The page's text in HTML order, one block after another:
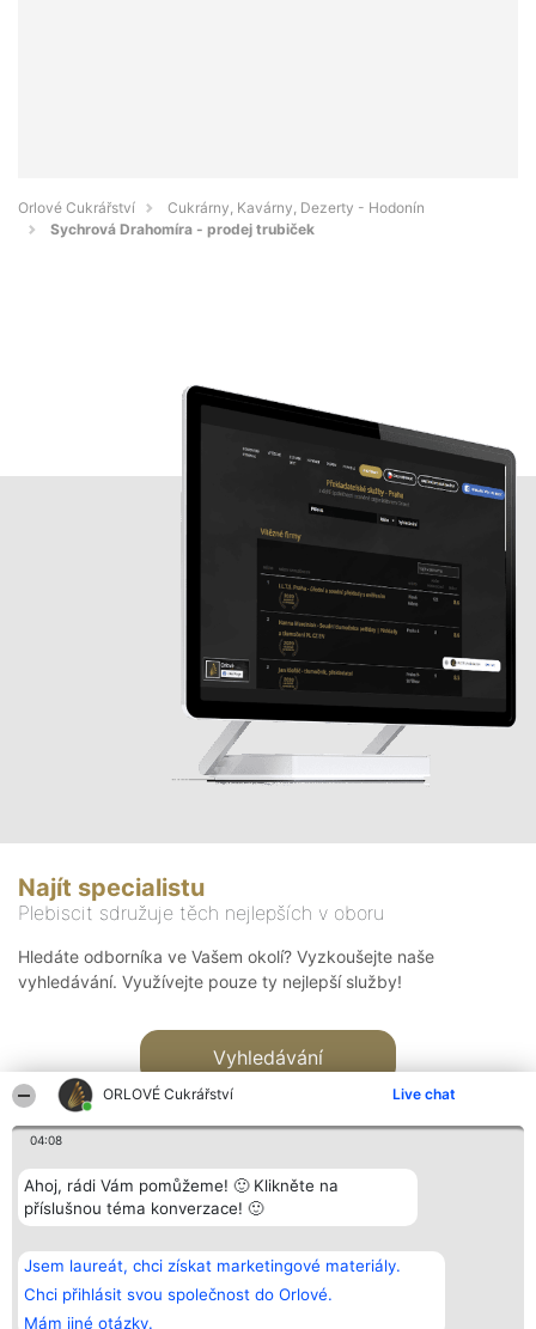
ORLOVÉ Cukrářství Live chat
04:08
Ahoj, rádi Vám pomůžeme! 🙂 Klikněte na
příslušnou téma konverzace! 🙂
Jsem laureát, chci získat marketingové materiály.
Chci přihlásit svou společnost do Orlové.
Mám jiné otázky.
Orlové Cukrářství
Cukrárny, Kavárny, Dezerty - Hodonín
Sychrová Drahomíra - prodej trubiček
Najít specialistu
Plebiscit sdružuje těch nejlepších v oboru
Hledáte odborníka ve Vašem okolí? Vyzkoušejte naše
vyhledávání. Využívejte pouze ty nejlepší služby!
Vyhledávání
Bright Side Solutions sp. z o.
o. sp. k.
ul. Ruska 22
Wrocław 50-079
KRS 0000749100 | Regon
Vítězové
Seznam všech
laureátů
Zásady
Kontakt